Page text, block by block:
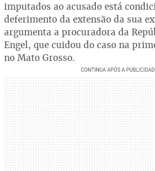
imputados ao acusado está
deferimento da extensão da sua
argumenta a procuradora da
Engel, que cuidou do caso na
no Mato Grosso.